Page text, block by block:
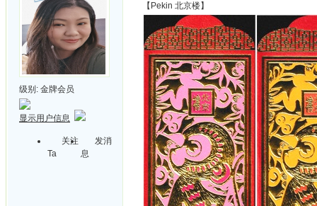
级别: 金牌会员
显示用户信息
关注
Ta
发消
息
【Pekin 北京楼】